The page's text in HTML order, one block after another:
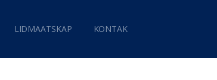
LIDMAATSKAP KONTAK